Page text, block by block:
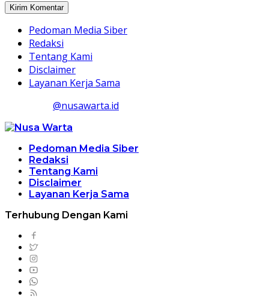
Pedoman Media Siber
Redaksi
Tentang Kami
Disclaimer
Layanan Kerja Sama
@nusawarta.id
Pedoman Media Siber
Redaksi
Tentang Kami
Disclaimer
Layanan Kerja Sama
Terhubung Dengan Kami